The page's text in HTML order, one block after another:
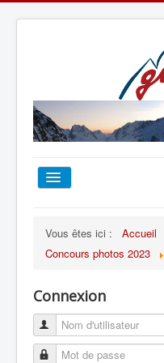
TOUT SUR LE GUMS
ESCALADE
ALPINISME
Vous êtes ici : Accueil
Concours photos 2023
Connexion